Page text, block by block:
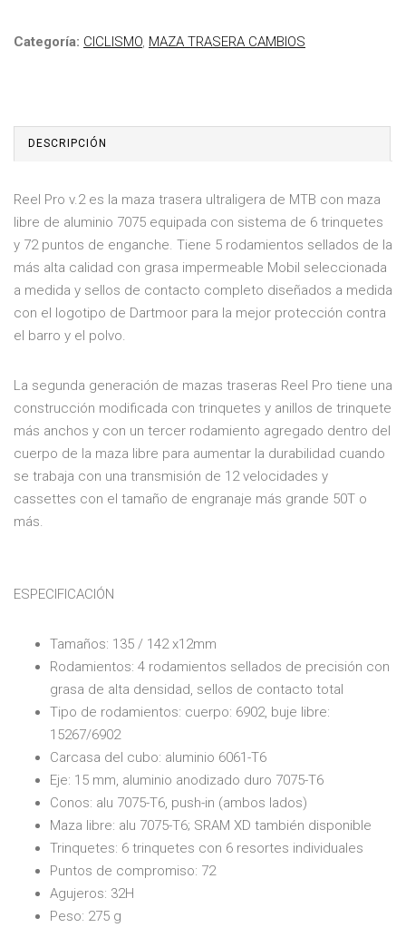
Categoría: CICLISMO, MAZA TRASERA CAMBIOS
DESCRIPCIÓN
Reel Pro v.2 es la maza trasera ultraligera de MTB con maza
libre de aluminio 7075 equipada con sistema de 6 trinquetes
y 72 puntos de enganche. Tiene 5 rodamientos sellados de la
más alta calidad con grasa impermeable Mobil seleccionada
a medida y sellos de contacto completo diseñados a medida
con el logotipo de Dartmoor para la mejor protección contra
el barro y el polvo.
La segunda generación de mazas traseras Reel Pro tiene una
construcción modificada con trinquetes y anillos de trinquete
más anchos y con un tercer rodamiento agregado dentro del
cuerpo de la maza libre para aumentar la durabilidad cuando
se trabaja con una transmisión de 12 velocidades y
cassettes con el tamaño de engranaje más grande 50T o
más.
ESPECIFICACIÓN
Tamaños: 135 / 142 x12mm
Rodamientos: 4 rodamientos sellados de precisión con
grasa de alta densidad, sellos de contacto total
Tipo de rodamientos: cuerpo: 6902, buje libre:
15267/6902
Carcasa del cubo: aluminio 6061-T6
Eje: 15 mm, aluminio anodizado duro 7075-T6
Conos: alu 7075-T6, push-in (ambos lados)
Maza libre: alu 7075-T6; SRAM XD también disponible
Trinquetes: 6 trinquetes con 6 resortes individuales
Puntos de compromiso: 72
Agujeros: 32H
Peso: 275 g